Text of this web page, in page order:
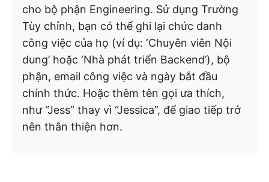
cho bộ phận Engineering. Sử dụng Trường
Tùy chỉnh, bạn có thể ghi lại chức danh
công việc của họ (ví dụ: ‘Chuyên viên Nội
dung’ hoặc ‘Nhà phát triển Backend’), bộ
phận, email công việc và ngày bắt đầu
chính thức. Hoặc thêm tên gọi ưa thích,
như “Jess” thay vì “Jessica”, để giao tiếp trở
nên thân thiện hơn.